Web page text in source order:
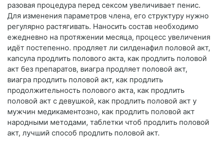
разовая процедура перед сексом увеличивает пенис.
Для изменения параметров члена, его структуру нужно
регулярно растягивать. Наносить состав необходимо
ежедневно на протяжении месяца, процесс увеличения
идёт постепенно. продляет ли силденафил половой акт,
капсула продлить полового акта, как продлить половой
акт без препаратов, виагра продляет половой акт,
виагра продлить половой акт, как продлить
продолжительность полового акта, как продлить
половой акт с девушкой, как продлить половой акт у
мужчин медикаментозно, как продлить половой акт
народными методами, таблетки чтоб продлить половой
акт, лучший способ продлить половой акт.